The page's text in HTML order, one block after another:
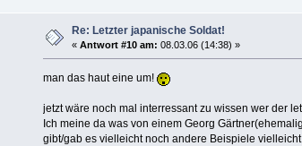
Re: Letzter japanische Soldat!
«Antwort #10 am: 08.03.06 (14:38) »
man das haut eine um!
jetzt wäre noch mal interressant zu wissen wer der
Ich meine da was von einem Georg
gibt/gab es vielleicht noch andere Beispiele